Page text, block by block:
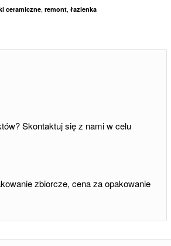
ceramiczne, remont, łazienka
Skontaktuj się z nami w celu
zbiorcze, cena za opakowanie